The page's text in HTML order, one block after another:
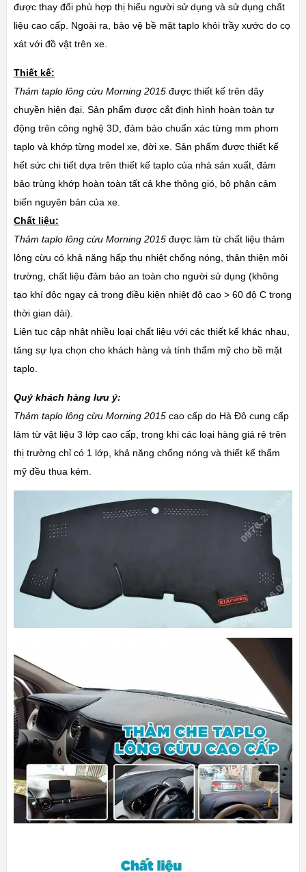
được thay đổi phù hợp thị hiếu người sử dụng và sử dụng chất
liệu cao cấp. Ngoài ra, bảo vệ bề mặt taplo khỏi trầy xước do cọ
xát với đồ vật trên xe.
Thiết kế:
Thảm taplo lông cừu Morning 2015được thiết kế trên dây
chuyền hiện đại. Sản phẩm được cắt định hình hoàn toàn tự
động trên công nghệ 3D, đảm bảo chuẩn xác từng mm phom
taplo và khớp từng model xe, đời xe. Sản phẩm được thiết kế
hết sức chi tiết dựa trên thiết kế taplo của nhà sản xuất, đảm
bảo trùng khớp hoàn toàn tất cả khe thông gió, bộ phận cảm
biến nguyên bản của xe.
Chất liệu:
Thảm taplo lông cừu Morning 2015được làm từ chất liệu thảm
lông cừu có khả năng hấp thụ nhiệt chống nóng, thân thiện môi
trường, chất liệu đảm bảo an toàn cho người sử dụng (không
tạo khí độc ngay cả trong điều kiện nhiệt độ cao > 60 độ C trong
thời gian dài).
Liên tục cập nhật nhiều loại chất liệu với các thiết kế khác nhau,
tăng sự lựa chọn cho khách hàng và tính thẩm mỹ cho bề mặt
taplo.
Quý khách hàng lưu ý:
Thảm taplo lông cừu Morning 2015cao cấp do Hà Đô cung cấp
làm từ vật liệu 3 lớp cao cấp, trong khi các loại hàng giá rẻ trên
thị trường chỉ có 1 lớp, khả năng chống nóng và thiết kế thẩm
mỹ đều thua kém.